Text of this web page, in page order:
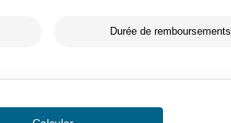
Durée de remboursements